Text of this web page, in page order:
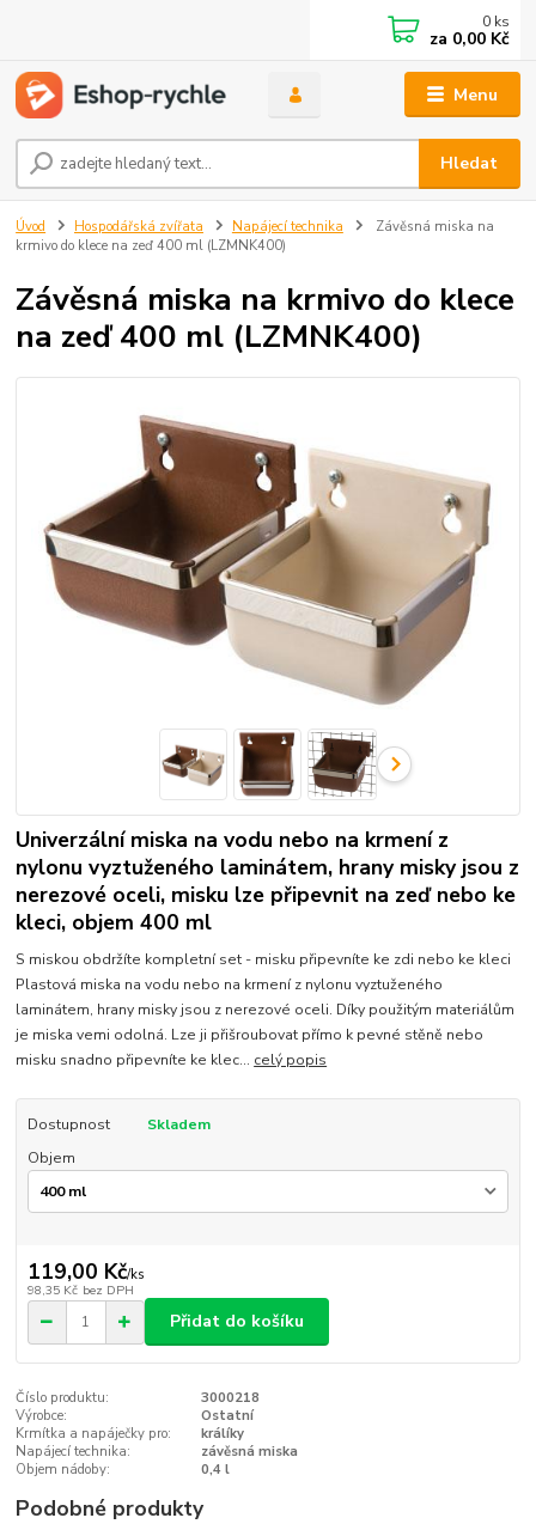
Menu
Hledat
0 ks
za 0,00 Kč
Úvod Hospodářská zvířata Napájecí technika
Závěsná miska na
krmivo do klece na zeď 400 ml (LZMNK400)
Závěsná miska na krmivo do klece
na zeď 400 ml (LZMNK400)
Univerzální miska na vodu nebo na krmení z
nylonu vyztuženého laminátem, hrany misky jsou z
nerezové oceli, misku lze připevnit na zeď nebo ke
kleci, objem 400 ml
S miskou obdržíte kompletní set - misku připevníte ke zdi nebo ke kleci
Plastová miska na vodu nebo na krmení z nylonu vyztuženého
laminátem, hrany misky jsou z nerezové oceli. Díky použitým materiálům
je miska vemi odolná. Lze ji přišroubovat přímo k pevné stěně nebo
misku snadno připevníte ke klec... celý popis
Dostupnost
Skladem
Objem
119,00 Kč/ks
98,35 Kč bez DPH
Přidat do košíku
Číslo produktu:
3000218
Výrobce:
Ostatní
Krmítka a napáječky pro:
králíky
Napájecí technika:
závěsná miska
Objem nádoby:
0,4 l
Podobné produkty